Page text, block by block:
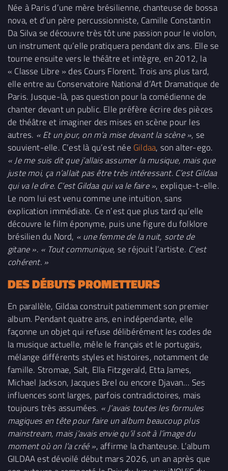
Née à Paris d’une mère brésilienne, chanteuse de bossa
nova, et d’un père percussionniste, Camille Constantin
Da Silva se découvre très tôt une passion pour le violon,
un instrument qu’elle pratiquera pendant dix ans. Elle se
tourne ensuite vers le théâtre et intègre, en 2012, la
« Classe Libre » des Cours Florent. Trois ans plus tard,
elle entre au Conservatoire National d’Art Dramatique de
Paris. Jusque-là, pas question pour la comédienne de
chanter devant un public. Elle préfère écrire des pièces
de théâtre et imaginer des mises en scène pour les
autres. « Et un jour, on m’a mise devant la scène », se
souvient-elle. C’est là qu’est née Gildaa, son alter-ego.
« Je me suis dit que j’allais assumer la musique, mais que
juste moi, ça n’allait pas être très intéressant. C’est Gildaa
qui va le dire. C’est Gildaa qui va le faire », explique-t-elle.
Le nom lui est venu comme une intuition, sans
explication immédiate. Ce n’est que plus tard qu’elle
découvre le film éponyme, puis une figure du folklore
brésilien du Nord, « une femme de la nuit, sorte de
gitane ». « Tout communique, se réjouit l’artiste. C’est
cohérent. »
DES DÉBUTS PROMETTEURS
En parallèle, Gildaa construit patiemment son premier
album. Pendant quatre ans, en indépendante, elle
façonne un objet qui refuse délibérément les codes de
la musique actuelle, mêle le français et le portugais,
mélange différents styles et histoires, notamment de
famille. Stromae, Salt, Ella Fitzgerald, Etta James,
Michael Jackson, Jacques Brel ou encore Djavan… Ses
influences sont larges, parfois contradictoires, mais
toujours très assumées. « J’avais toutes les formules
magiques en tête pour faire un album beaucoup plus
mainstream, mais j’avais envie qu’il soit à l’image du
moment où on l’a créé », affirme la chanteuse. L’album
GILDAA est dévoilé début mars 2026, un an après que